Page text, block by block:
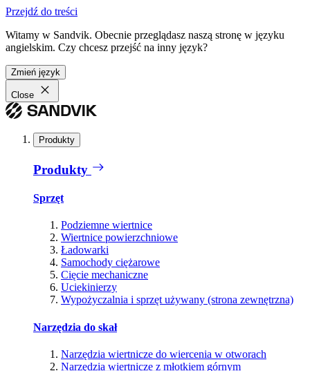
Przejdź do treści
Witamy w Sandvik. Obecnie przeglądasz naszą stronę w języku
angielskim. Czy chcesz przejść na inny język?
Zmień język
Close
Produkty
Produkty
Sprzęt
Podziemne wiertnice
Wiertnice powierzchniowe
Ładowarki
Samochody ciężarowe
Cięcie mechaniczne
Uciekinierzy
Wypożyczalnia i sprzęt używany (strona zewnętrzna)
Narzędzia do skał
Narzędzia wiertnicze do wiercenia w otworach
Narzędzia wiertnicze z młotkiem górnym